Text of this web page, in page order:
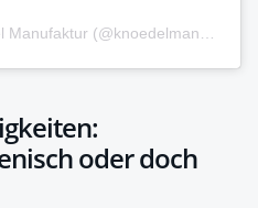
oder doch